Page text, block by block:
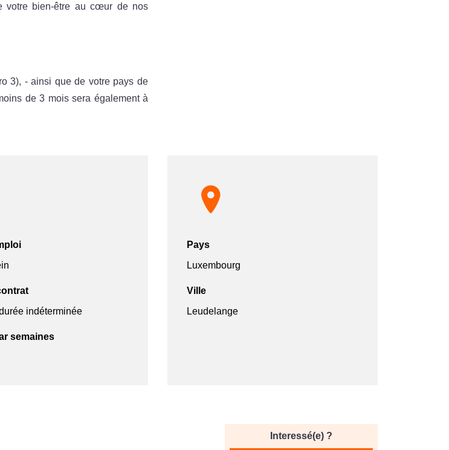
votre bien-être au cœur de nos
3), - ainsi que de votre pays de
de 3 mois sera également à
indéterminée
semaines
Pays
Luxembourg
Ville
Leudelange
Interessé(e) ?